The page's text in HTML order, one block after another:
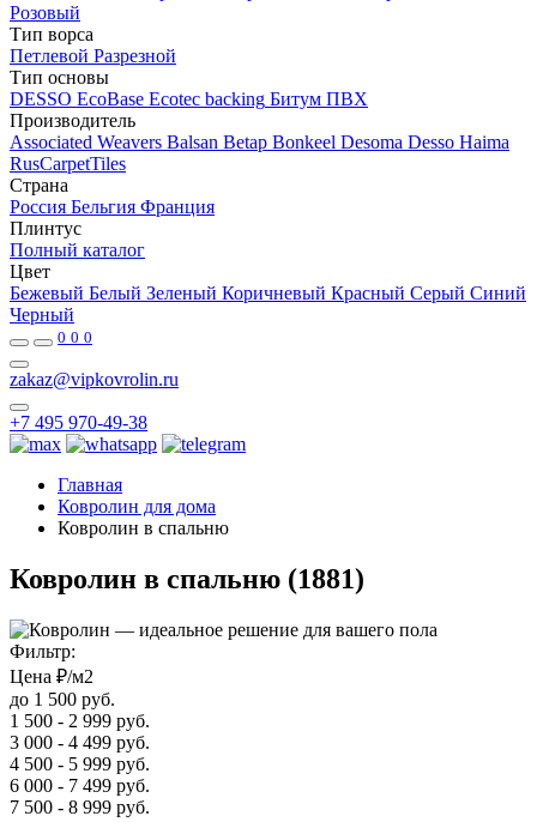
Розовый
Тип ворса
Петлевой Разрезной
Тип основы
DESSO EcoBase Ecotec backing Битум ПВХ
Производитель
Associated Weavers Balsan Betap Bonkeel Desoma Desso Haima
RusCarpetTiles
Страна
Россия Бельгия Франция
Плинтус
Полный каталог
Цвет
Бежевый Белый Зеленый Коричневый Красный Серый Синий
Черный
0 0 0
zakaz@vipkovrolin.ru
+7 495 970-49-38
Главная
Ковролин для дома
Ковролин в спальню
Ковролин в спальню (1881)
Фильтр:
Цена ₽/м2
до 1 500 руб.
1 500 - 2 999 руб.
3 000 - 4 499 руб.
4 500 - 5 999 руб.
6 000 - 7 499 руб.
7 500 - 8 999 руб.